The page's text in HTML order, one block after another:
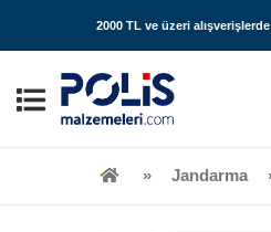
2000 TL ve üzeri alışverişlerde
Jandarma